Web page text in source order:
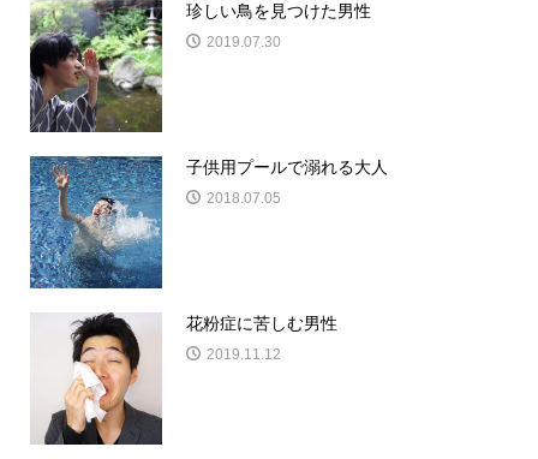
珍しい鳥を見つけた男性
2019.07.30
子供用プールで溺れる大人
2018.07.05
花粉症に苦しむ男性
2019.11.12